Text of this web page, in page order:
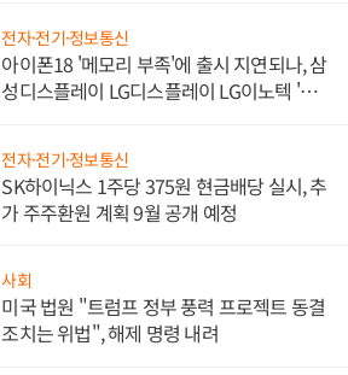
전자·전기·정보통신
아이폰18 '메모리 부족'에 출시 지연되나, 삼
성디스플레이 LG디스플레이 LG이노텍 '탈
전자·전기·정보통신
SK하이닉스 1주당 375원 현금배당 실시, 추
가 주주환원 계획 9월 공개 예정
사회
미국 법원 "트럼프 정부 풍력 프로젝트 동결
조치는 위법", 해제 명령 내려